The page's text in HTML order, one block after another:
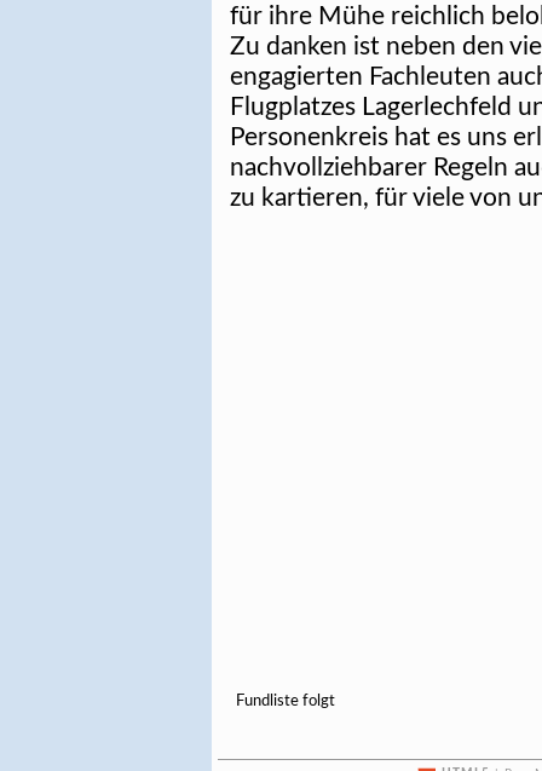
für ihre Mühe reichlich
Zu danken ist neben den
engagierten Fachleuten
Flugplatzes Lagerlechfeld
Personenkreis hat es uns
nachvollziehbarer Regeln
zu kartieren, für viele von
Fundliste folgt